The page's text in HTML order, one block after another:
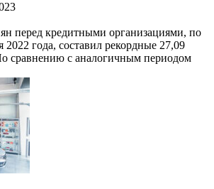
перед кредитными организациями, по
2022 года, составил рекордные 27,09
сравнению с аналогичным периодом